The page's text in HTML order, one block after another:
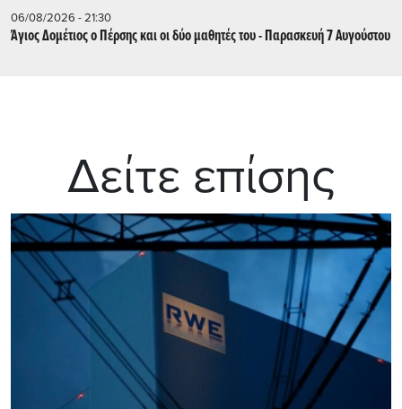
06/08/2026 - 21:30
Άγιος Δομέτιος ο Πέρσης και οι δύο μαθητές του - Παρασκευή 7 Αυγούστου
Δείτε επίσης